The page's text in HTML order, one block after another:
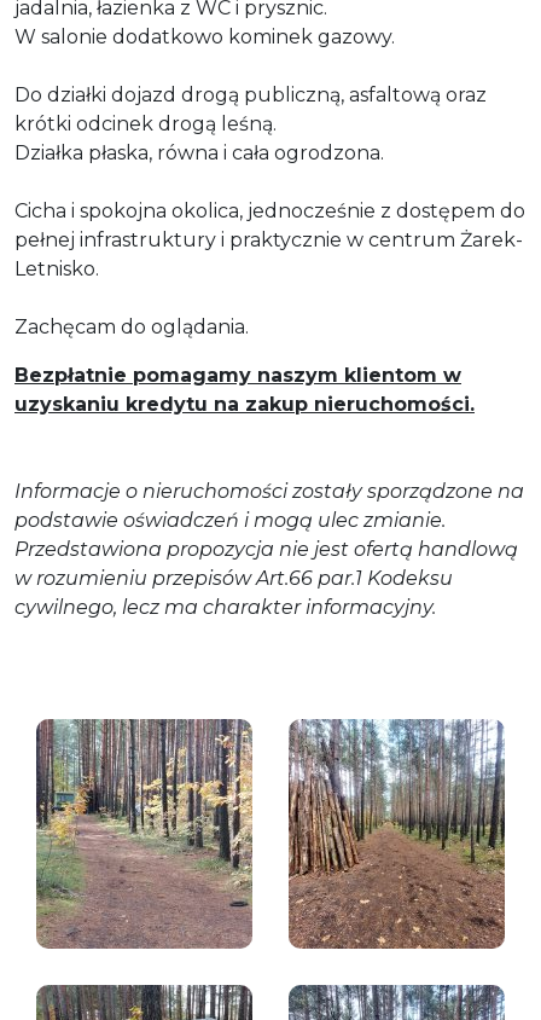
jadalnia, łazienka z WC i prysznic.
W salonie dodatkowo kominek gazowy.
Do działki dojazd drogą publiczną, asfaltową oraz
krótki odcinek drogą leśną.
Działka płaska, równa i cała ogrodzona.
Cicha i spokojna okolica, jednocześnie z dostępem do
pełnej infrastruktury i praktycznie w centrum Żarek-
Letnisko.
Zachęcam do oglądania.
Bezpłatnie pomagamy naszym klientom w
uzyskaniu kredytu na zakup nieruchomości.
Informacje o nieruchomości zostały sporządzone na
podstawie oświadczeń i mogą ulec zmianie.
Przedstawiona propozycja nie jest ofertą handlową
w rozumieniu przepisów Art.66 par.1 Kodeksu
cywilnego, lecz ma charakter informacyjny.